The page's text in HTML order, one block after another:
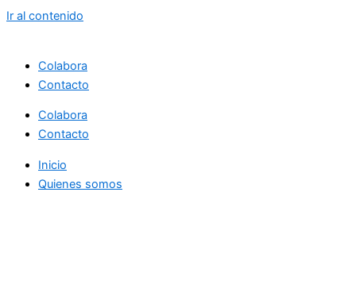
Ir al contenido
Colabora
Contacto
Colabora
Contacto
Inicio
Quienes somos